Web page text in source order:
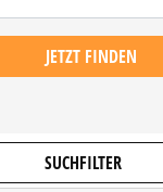
JETZT FINDEN
SUCHFILTER